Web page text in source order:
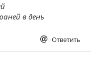
в день
Ответить